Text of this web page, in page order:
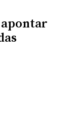
apontar